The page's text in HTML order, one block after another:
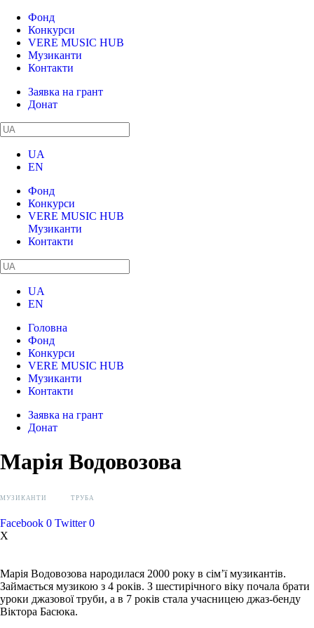
Фонд
Конкурси
VERE MUSIC HUB
Музиканти
Контакти
Заявка на грант
Донат
UA
EN
Фонд
Конкурси
VERE MUSIC HUB
Музиканти
Контакти
UA
EN
Головна
Фонд
Конкурси
VERE MUSIC HUB
Музиканти
Контакти
Заявка на грант
Донат
Марія Водовозова
МУЗИКАНТИ ТРУБА
Facebook 0 Twitter 0
X
Марія Водовозова народилася 2000 року в сім’ї музикантів.
Займається музикою з 4 років. З шестирічного віку почала брати
уроки джазової труби, а в 7 років стала учасницею джаз-бенду
Віктора Басюка.